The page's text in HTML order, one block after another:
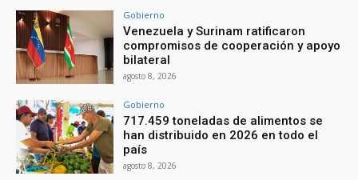
Gobierno
Venezuela y Surinam ratificaron
compromisos de cooperación y apoyo
bilateral
agosto 8, 2026
Gobierno
717.459 toneladas de alimentos se
han distribuido en 2026 en todo el
país
agosto 8, 2026